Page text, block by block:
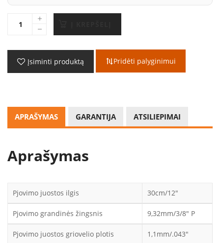
Įsiminti produktą Pridėti palyginimui
APRAŠYMAS GARANTIJA ATSILIEPIMAI
Aprašymas
Pjovimo juostos ilgis 30cm/12″
Pjovimo grandinės žingsnis 9,32mm/3/8″ P
Pjovimo juostos griovelio plotis 1,1mm/.043″